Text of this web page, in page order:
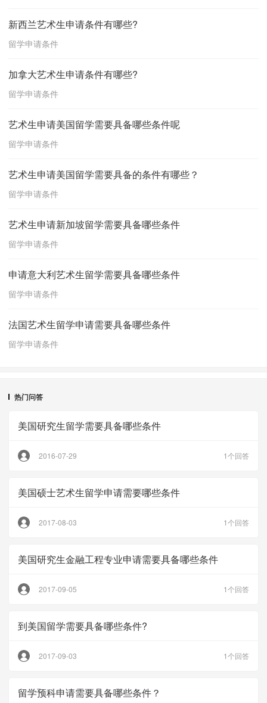
新西兰艺术生申请条件有哪些?
留学申请条件
加拿大艺术生申请条件有哪些?
留学申请条件
艺术生申请美国留学需要具备哪些条件呢
留学申请条件
艺术生申请美国留学需要具备的条件有哪些？
留学申请条件
艺术生申请新加坡留学需要具备哪些条件
留学申请条件
申请意大利艺术生留学需要具备哪些条件
留学申请条件
法国艺术生留学申请需要具备哪些条件
留学申请条件
热门问答
美国研究生留学需要具备哪些条件
2016-07-29 1个回答
美国硕士艺术生留学申请需要哪些条件
2017-08-03 1个回答
美国研究生金融工程专业申请需要具备哪些条件
2017-09-05 1个回答
到美国留学需要具备哪些条件?
2017-09-03 1个回答
留学预科申请需要具备哪些条件？